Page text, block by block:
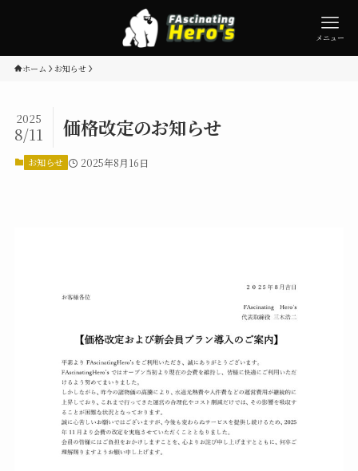
メニュー
ホーム お知らせ
価格改定のお知らせ
2025
8/11
お知らせ 2025年8月16日